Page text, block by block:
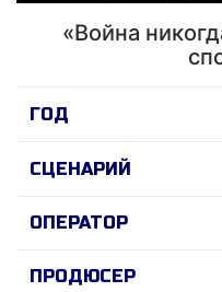
«Война
ГОД
СЦЕНАРИЙ
ОПЕРАТОР
ПРОДЮСЕР